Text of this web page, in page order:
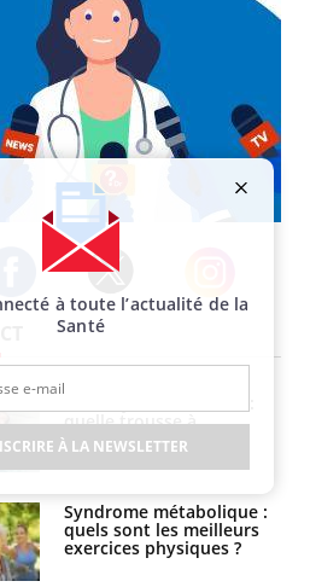
Twitter Instagram
quelle trousse à
pharmacie pour les
vacances ?
Syndrome métabolique :
quels sont les meilleurs
exercices physiques ?
à toute l’actualité de la
Santé
À LA NEWSLETTER